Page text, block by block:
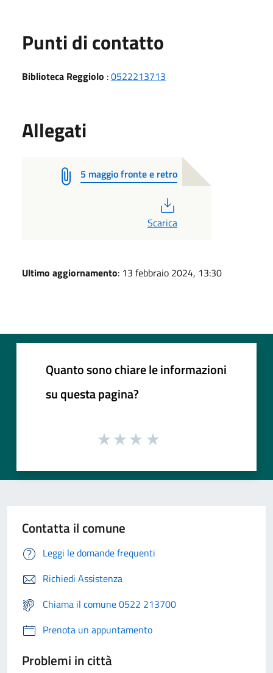
Punti di contatto
Biblioteca Reggiolo :0522213713
Allegati
5 maggio fronte e retro
Scarica
Ultimo aggiornamento: 13 febbraio 2024, 13:30
Quanto sono chiare le informazioni
su questa pagina?
Contatta il comune
Leggi le domande frequenti
Richiedi Assistenza
Chiama il comune 0522 213700
Prenota un appuntamento
Problemi in città